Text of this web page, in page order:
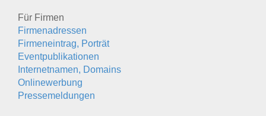
Für Firmen
Firmenadressen
Firmeneintrag, Porträt
Eventpublikationen
Internetnamen, Domains
Onlinewerbung
Pressemeldungen